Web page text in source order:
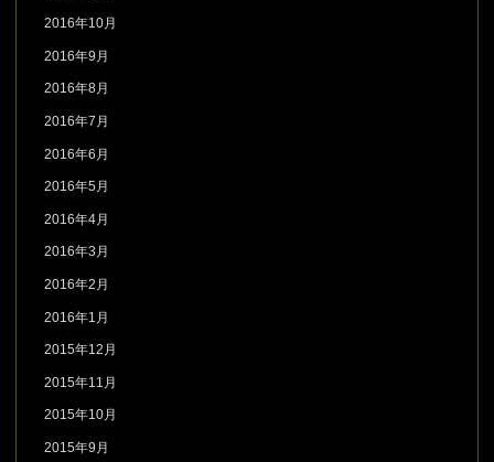
2016年10月
2016年9月
2016年8月
2016年7月
2016年6月
2016年5月
2016年4月
2016年3月
2016年2月
2016年1月
2015年12月
2015年11月
2015年10月
2015年9月